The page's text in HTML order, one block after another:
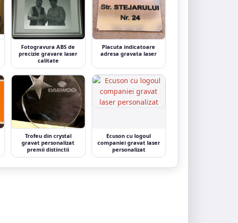
Fotogravura ABS de
precizie gravare laser
calitate
Placuta indicatoare
adresa gravata laser
Trofeu din crystal
gravat personalizat
premii distinctii
Ecuson cu logoul
companiei gravat laser
personalizat